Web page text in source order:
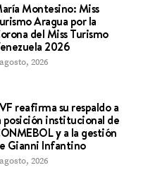
Montesino: Miss
Aragua por la
del Miss Turismo
2026
2026
reafirma su respaldo a
posición institucional de
y a la gestión
Gianni Infantino
2026